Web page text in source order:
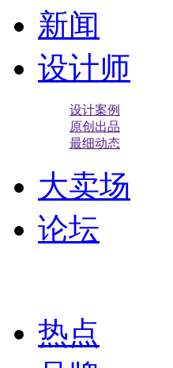
新闻
设计师
设计案例
原创出品
最细动态
大卖场
论坛
热点